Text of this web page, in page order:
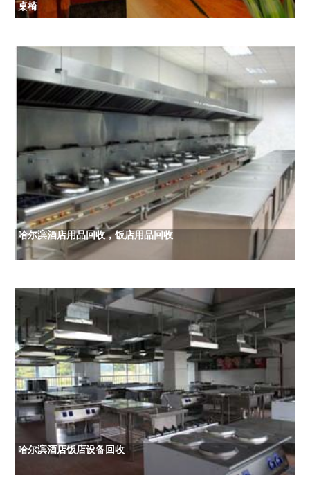
桌椅
哈尔滨酒店用品回收，饭店用品回收
哈尔滨酒店饭店设备回收